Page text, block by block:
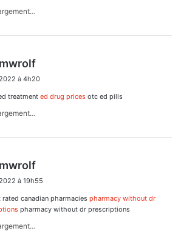
t
à 4h20
treatment ed drug prices otc ed pills
t
:
à 19h55
canadian pharmacies pharmacy without dr
pharmacy without dr prescriptions